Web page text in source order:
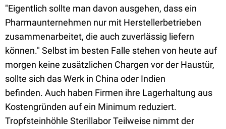
"Eigentlich sollte man davon ausgehen, dass ein
Pharmaunternehmen nur mit Herstellerbetrieben
zusammenarbeitet, die auch zuverlässig liefern
können." Selbst im besten Falle stehen von heute auf
morgen keine zusätzlichen Chargen vor der Haustür,
sollte sich das Werk in China oder Indien
befinden. Auch haben Firmen ihre Lagerhaltung aus
Kostengründen auf ein Minimum reduziert.
Tropfsteinhöhle Sterillabor Teilweise nimmt der